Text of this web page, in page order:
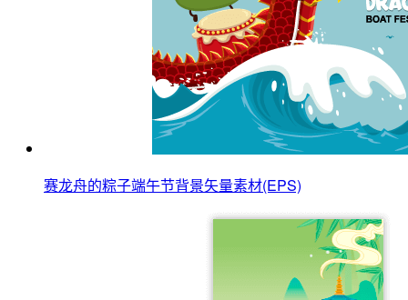
赛龙舟的粽子端午节背景矢量素材(EPS)